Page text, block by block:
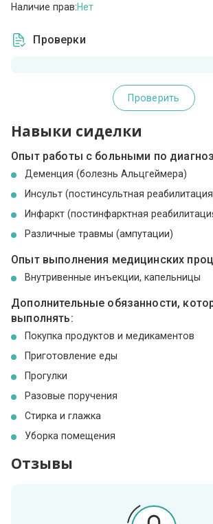
Наличие прав:Нет
Проверки
Проверить
Навыки сиделки
Опыт работы с больными по
Деменция (болезнь Альцгеймера)
Инсульт (постинсультная
Инфаркт (постинфарктная
Различные травмы (ампутации)
Опыт выполнения медицинских
Внутривенные инъекции, капельницы
Дополнительные обязанности,
выполнять:
Покупка продуктов и медикаментов
Приготовление еды
Прогулки
Разовые поручения
Стирка и глажка
Уборка помещения
Отзывы